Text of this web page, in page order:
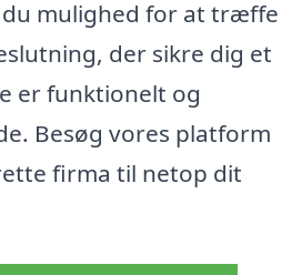
mulighed for at træffe
der sikre dig et
er funktionelt og
Besøg vores platform
firma til netop dit